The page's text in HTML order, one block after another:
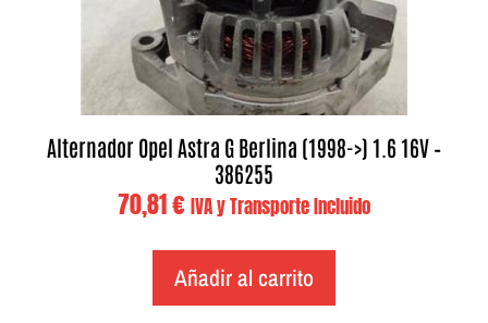
Alternador Opel Astra G Berlina (1998->) 1.6 16V –
386255
70,81€ IVA y Transporte Incluido
Añadir al carrito